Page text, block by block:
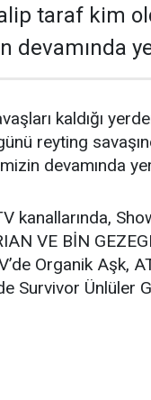
taraf kim
devamında
kaldığı
reyting
devamında
kanallarında,
VE BİN
Organik Aşk,
Survivor Ünlüler